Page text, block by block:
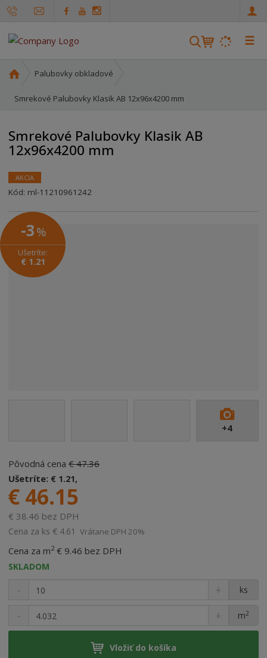
V
á
v
☰
o
á
s
r
a
a
Palubovky obkladové
Smrekové Palubovky Klasik AB 12x96x4200 mm
Smrekové Palubovky Klasik AB
12x96x4200 mm
AKCIA
Kód: ml-11210961242
+4
-3%
Ušetríte:
€ 1.21
Pôvodná cena€ 47.36
Ušetríte: € 1.21,
€ 46.15
€ 38.46 bez DPH
Cena za ks € 4.61 Vrátane DPH 20%
Cena za m2 € 9.46 bez DPH
SKLADOM
ks
m2
Vložiť do košíka